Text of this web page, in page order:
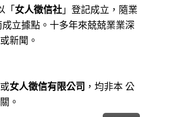
「 女人徵信社 」登記成立，隨業
立據點。十多年來兢兢業業深
新聞。
或女人徵信有限公司 ，均非本 公
。